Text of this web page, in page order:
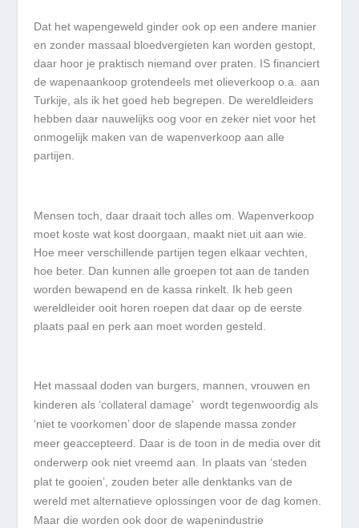
Dat het wapengeweld ginder ook op een andere manier
en zonder massaal bloedvergieten kan worden gestopt,
daar hoor je praktisch niemand over praten. IS financiert
de wapenaankoop grotendeels met olieverkoop o.a. aan
Turkije, als ik het goed heb begrepen. De wereldleiders
hebben daar nauwelijks oog voor en zeker niet voor het
onmogelijk maken van de wapenverkoop aan alle
partijen.
Mensen toch, daar draait toch alles om. Wapenverkoop
moet koste wat kost doorgaan, maakt niet uit aan wie.
Hoe meer verschillende partijen tegen elkaar vechten,
hoe beter. Dan kunnen alle groepen tot aan de tanden
worden bewapend en de kassa rinkelt. Ik heb geen
wereldleider ooit horen roepen dat daar op de eerste
plaats paal en perk aan moet worden gesteld.
Het massaal doden van burgers, mannen, vrouwen en
kinderen als ‘collateral damage’ wordt tegenwoordig als
‘niet te voorkomen’door de slapende massa zonder
meer geaccepteerd. Daar is de toon in de media over dit
onderwerp ook niet vreemd aan. In plaats van ‘steden
plat te gooien’, zouden beter alle denktanks van de
wereld met alternatieve oplossingen voor de dag komen.
Maar die worden ook door de wapenindustrie